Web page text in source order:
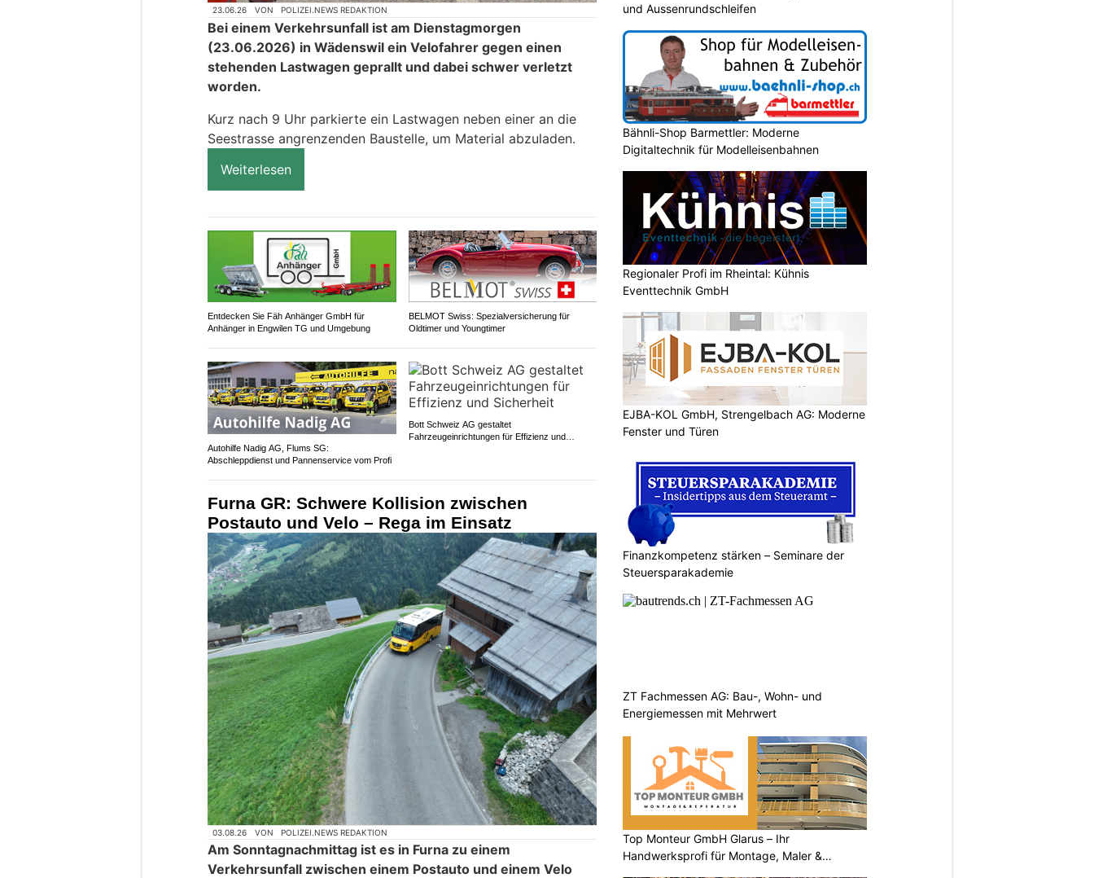
23.06.26 VON POLIZEI.NEWS REDAKTION
Bei einem Verkehrsunfall ist am Dienstagmorgen
(23.06.2026) in Wädenswil ein Velofahrer gegen einen
stehenden Lastwagen geprallt und dabei schwer verletzt
worden.
Kurz nach 9 Uhr parkierte ein Lastwagen neben einer an die
Seestrasse angrenzenden Baustelle, um Material abzuladen.
Weiterlesen
Entdecken Sie Fäh Anhänger GmbH für
Anhänger in Engwilen TG und Umgebung
BELMOT Swiss: Spezialversicherung für
Oldtimer und Youngtimer
Autohilfe Nadig AG, Flums SG:
Abschleppdienst und Pannenservice vom Profi
Bott Schweiz AG gestaltet
Fahrzeugeinrichtungen für Effizienz und
Furna GR: Schwere Kollision zwischen
Postauto und Velo – Rega im Einsatz
03.08.26 VON POLIZEI.NEWS REDAKTION
Am Sonntagnachmittag ist es in Furna zu einem
Verkehrsunfall zwischen einem Postauto und einem Velo
und Aussenrundschleifen
Bähnli-Shop Barmettler: Moderne
Digitaltechnik für Modelleisenbahnen
Regionaler Profi im Rheintal: Kühnis
Eventtechnik GmbH
EJBA-KOL GmbH, Strengelbach AG: Moderne
Fenster und Türen
Finanzkompetenz stärken – Seminare der
Steuersparakademie
ZT Fachmessen AG: Bau-, Wohn- und
Energiemessen mit Mehrwert
Top Monteur GmbH Glarus – Ihr
Handwerksprofi für Montage, Maler &